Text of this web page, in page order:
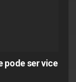
pode ser vice